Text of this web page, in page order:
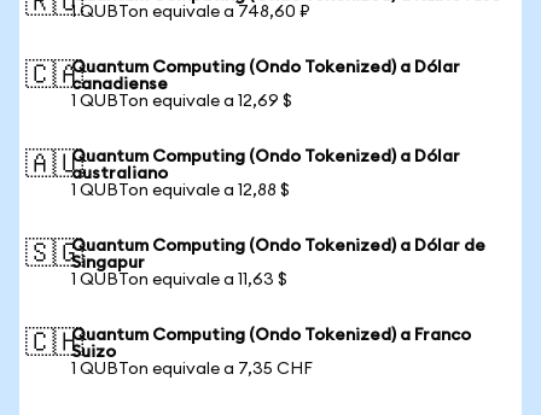
1 QUBTon equivale a 748,60 ₽
🇨🇦Quantum Computing (Ondo Tokenized) a Dólar
canadiense
1 QUBTon equivale a 12,69 $
🇦🇺Quantum Computing (Ondo Tokenized) a Dólar
australiano
1 QUBTon equivale a 12,88 $
🇸🇬Quantum Computing (Ondo Tokenized) a Dólar de
Singapur
1 QUBTon equivale a 11,63 $
🇨🇭Quantum Computing (Ondo Tokenized) a Franco
Suizo
1 QUBTon equivale a 7,35 CHF